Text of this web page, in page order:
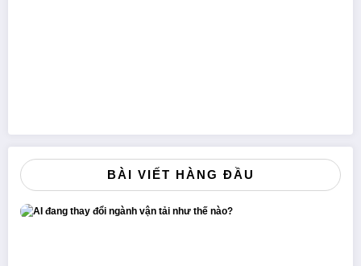
BÀI VIẾT HÀNG ĐẦU